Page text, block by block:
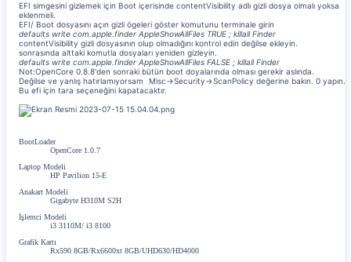
EFI simgesini gizlemek için Boot içerisinde contentVisibility adlı gizli dosya olmalı yoksa
eklenmeli.
EFI/ Boot dosyasını açın gizli ögeleri göster komutunu terminale girin
defaults write com.apple.finder AppleShowAllFiles TRUE ; killall Finder
contentVisibility gizli dosyasının olup olmadığını kontrol edin değilse ekleyin.
sonrasında alttaki komutla dosyaları yeniden gizleyin.
defaults write com.apple.finder AppleShowAllFiles FALSE ; killall Finder
Not:OpenCore 0.8.8'den sonraki bütün boot doyalarında olması gerekir aslında.
Değilse ve yanlış hatırlamıyorsam
Misc->Security->ScanPolicy değerine bakın. 0 yapın.
Bu efi için tara seçeneğini kapatacaktır.
BootLoader
OpenCore 1.0.7
Laptop Modeli
HP Pavilion 15-E
Anakart Modeli
Gigabyte H310M S2H
İşlemci Modeli
i3 3110M/ i3 8100
Grafik Kartı
Rx590 8GB/Rx6600xt 8GB/UHD630/HD4000